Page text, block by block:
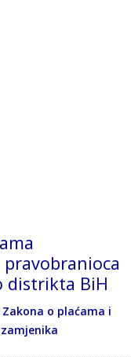
distrikta BiH
o plaćama i